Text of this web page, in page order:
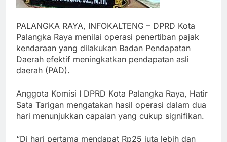
PALANGKA RAYA, INFOKALTENG – DPRD Kota
Palangka Raya menilai operasi penertiban pajak
kendaraan yang dilakukan Badan Pendapatan
Daerah efektif meningkatkan pendapatan asli
daerah (PAD).
Anggota Komisi I DPRD Kota Palangka Raya, Hatir
Sata Tarigan mengatakan hasil operasi dalam dua
hari menunjukkan capaian yang cukup signifikan.
“Di hari pertama mendapat Rp25 juta lebih dan